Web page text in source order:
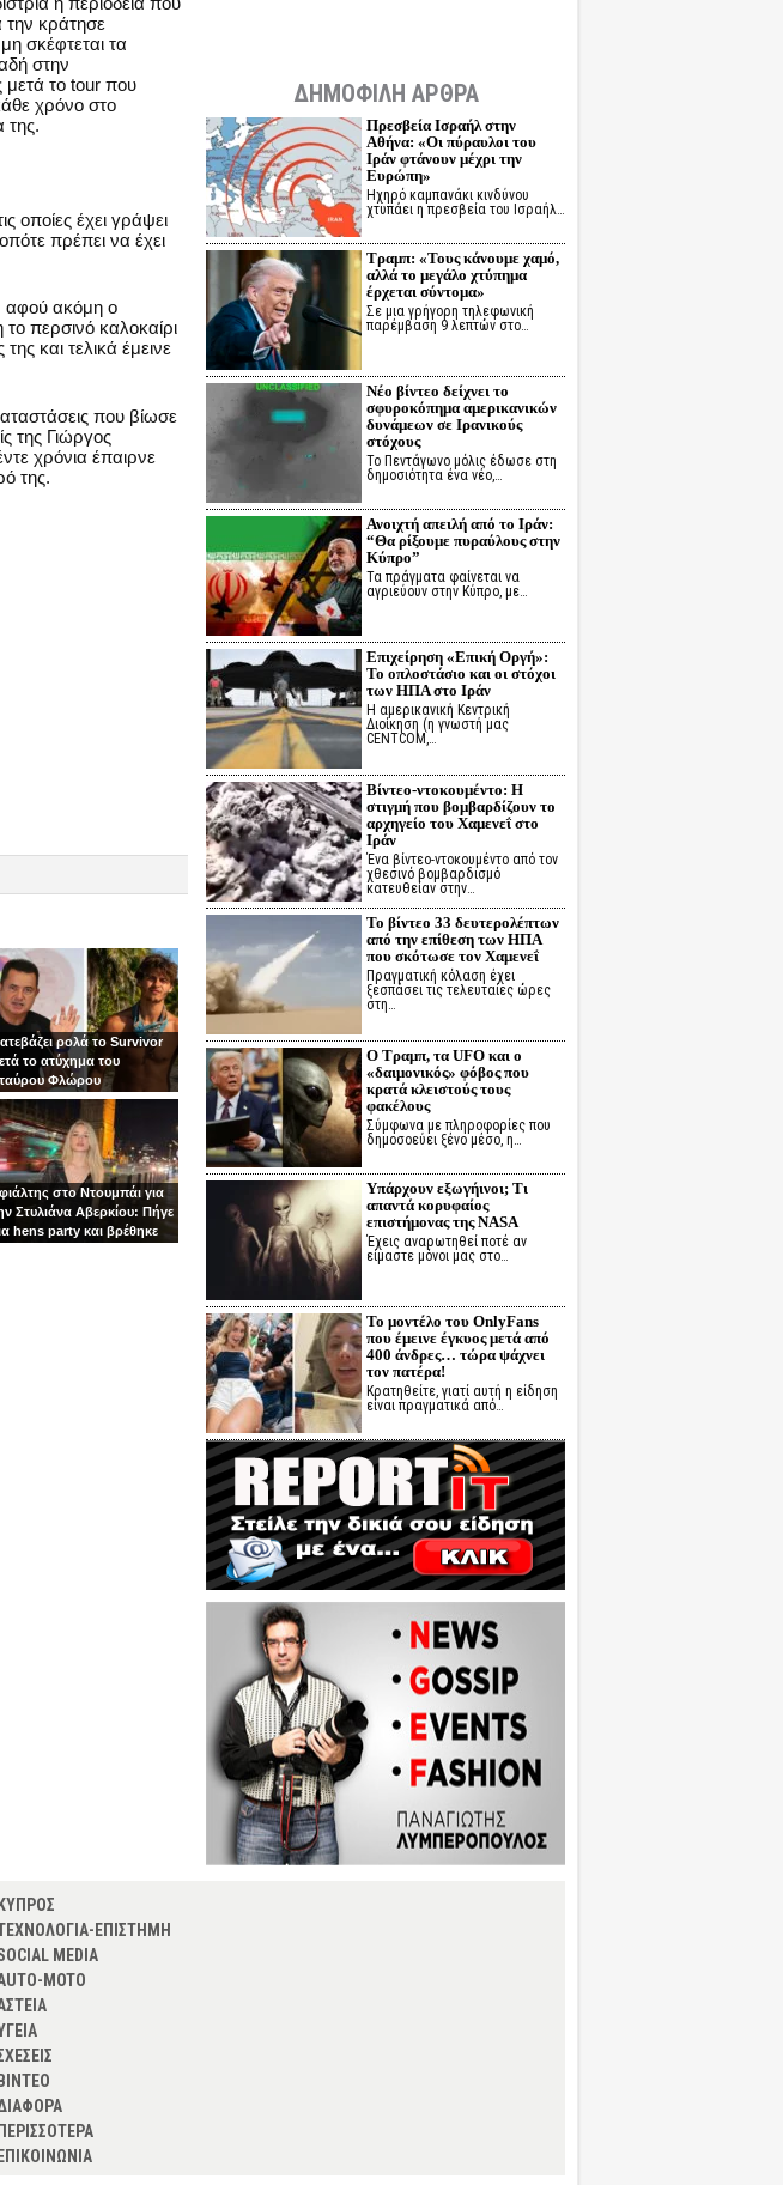
κράτησε
σκέφτεται τα
στην
μετά το tour που
χρόνο στο
της.
οποίες έχει γράψει
πρέπει να έχει
αφού ακόμη ο
περσινό καλοκαίρι
και τελικά έμεινε
που βίωσε
της Γιώργος
χρόνια έπαιρνε
της.
ρολά το Survivor
το ατύχημα του
Φλώρου
στο Ντουμπάι για
Στυλιάνα Αβερκίου: Πήγε
hens party και βρέθηκε
ΔΗΜΟΦΙΛΗ ΑΡΘΡΑ
Πρεσβεία Ισραήλ στην
Αθήνα: «Οι πύραυλοι του
Ιράν φτάνουν μέχρι την
Ευρώπη»
Ηχηρό καμπανάκι κινδύνου
χτυπάει η πρεσβεία του Ισραήλ…
Τραμπ: «Τους κάνουμε χαμό,
αλλά το μεγάλο χτύπημα
έρχεται σύντομα»
Σε μια γρήγορη τηλεφωνική
παρέμβαση 9 λεπτών στο…
Νέο βίντεο δείχνει το
σφυροκόπημα αμερικανικών
δυνάμεων σε Ιρανικούς
στόχους
Το Πεντάγωνο μόλις έδωσε στη
δημοσιότητα ένα νέο,…
Ανοιχτή απειλή από το Ιράν:
“Θα ρίξουμε πυραύλους στην
Κύπρο”
Τα πράγματα φαίνεται να
αγριεύουν στην Κύπρο, με…
Επιχείρηση «Επική Οργή»:
Το οπλοστάσιο και οι στόχοι
των ΗΠΑ στο Ιράν
Η αμερικανική Κεντρική
Διοίκηση (η γνωστή μας
CENTCOM,…
Βίντεο-ντοκουμέντο: Η
στιγμή που βομβαρδίζουν το
αρχηγείο του Χαμενεΐ στο
Ιράν
Ένα βίντεο-ντοκουμέντο από τον
χθεσινό βομβαρδισμό
κατευθείαν στην…
Το βίντεο 33 δευτερολέπτων
από την επίθεση των ΗΠΑ
που σκότωσε τον Χαμενεΐ
Πραγματική κόλαση έχει
ξεσπάσει τις τελευταίες ώρες
στη…
Ο Τραμπ, τα UFO και ο
«δαιμονικός» φόβος που
κρατά κλειστούς τους
φακέλους
Σύμφωνα με πληροφορίες που
δημοσοεύει ξένο μέσο, η…
Υπάρχουν εξωγήινοι; Τι
απαντά κορυφαίος
επιστήμονας της NASA
Έχεις αναρωτηθεί ποτέ αν
είμαστε μόνοι μας στο…
Το μοντέλο του OnlyFans
που έμεινε έγκυος μετά από
400 άνδρες… τώρα ψάχνει
τον πατέρα!
Κρατηθείτε, γιατί αυτή η είδηση
είναι πραγματικά από…
ΚΥΠΡΟΣ
ΕΠΙΣΤΗΜΗ
MEDIA
MOTO
ΒΙΝΤΕΟ
ΠΕΡΙΣΣΟΤΕΡΑ
ΕΠΙΚΟΙΝΩΝΙΑ